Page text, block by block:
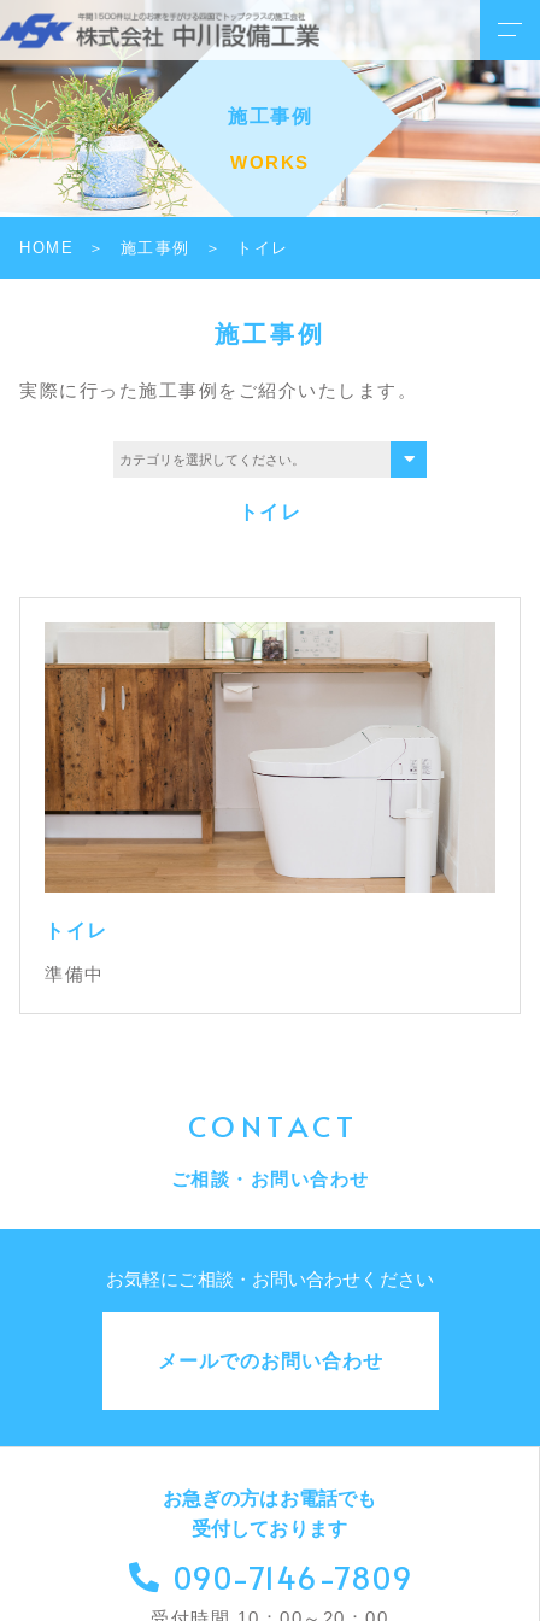
施工事例
WORKS
HOME 施工事例 トイレ
施工事例
実際に行った施工事例をご紹介いたします。
トイレ
トイレ
準備中
CONTACT
ご相談・お問い合わせ
お気軽にご相談・お問い合わせください
メールでのお問い合わせ
お急ぎの方はお電話でも
受付しております
090-7146-7809